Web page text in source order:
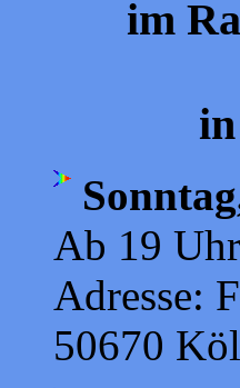
im
in
Ab 19
Adresse:
50670